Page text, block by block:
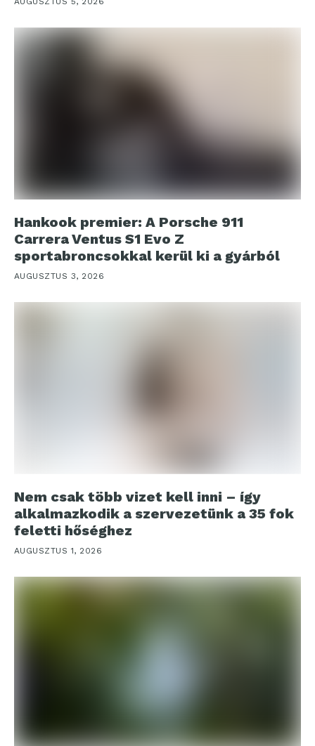
Hankook premier: A Porsche 911
Carrera Ventus S1 Evo Z
sportabroncsokkal kerül ki a gyárból
AUGUSZTUS 3, 2026
Nem csak több vizet kell inni – így
alkalmazkodik a szervezetünk a 35 fok
feletti hőséghez
AUGUSZTUS 1, 2026